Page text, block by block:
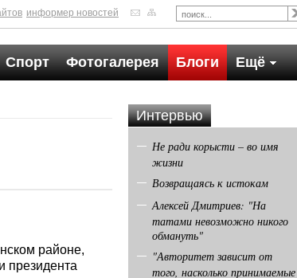
информер новостей
Спорт Фотогалерея Блоги Ещё
районе,
президента
Интервью
Не ради корысти – во имя
жизни
Возвращаясь к истокам
Алексей Дмитриев: "На
татами невозможно никого
обмануть"
"Авторитет зависит от
того, насколько принимаемые